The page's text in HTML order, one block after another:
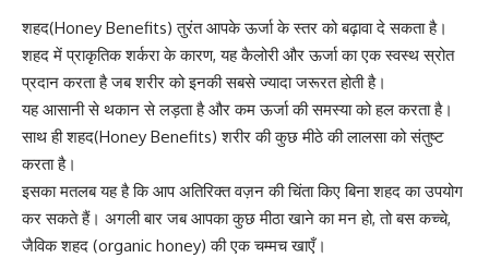
शहद(Honey Benefits) तुरंत आपके ऊर्जा के स्तर को बढ़ावा दे सकता है।
शहद में प्राकृतिक शर्करा के कारण, यह कैलोरी और ऊर्जा का एक स्वस्थ स्रोत
प्रदान करता है जब शरीर को इनकी सबसे ज्यादा जरूरत होती है।
यह आसानी से थकान से लड़ता है और कम ऊर्जा की समस्या को हल करता है।
साथ ही शहद(Honey Benefits) शरीर की कुछ मीठे की लालसा को संतुष्ट
करता है।
इसका मतलब यह है कि आप अतिरिक्त वज़न की चिंता किए बिना शहद का उपयोग
कर सकते हैं। अगली बार जब आपका कुछ मीठा खाने का मन हो, तो बस कच्चे,
जैविक शहद (organic honey) की एक चम्मच खाएँ।